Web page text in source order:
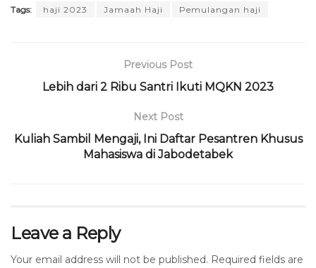
Tags: haji 2023 Jamaah Haji Pemulangan haji
Previous Post
Lebih dari 2 Ribu Santri Ikuti MQKN 2023
Next Post
Kuliah Sambil Mengaji, Ini Daftar Pesantren Khusus
Mahasiswa di Jabodetabek
Leave a Reply
Your email address will not be published. Required fields are